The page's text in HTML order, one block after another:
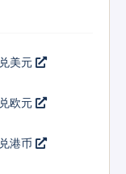
美元
欧元
港币